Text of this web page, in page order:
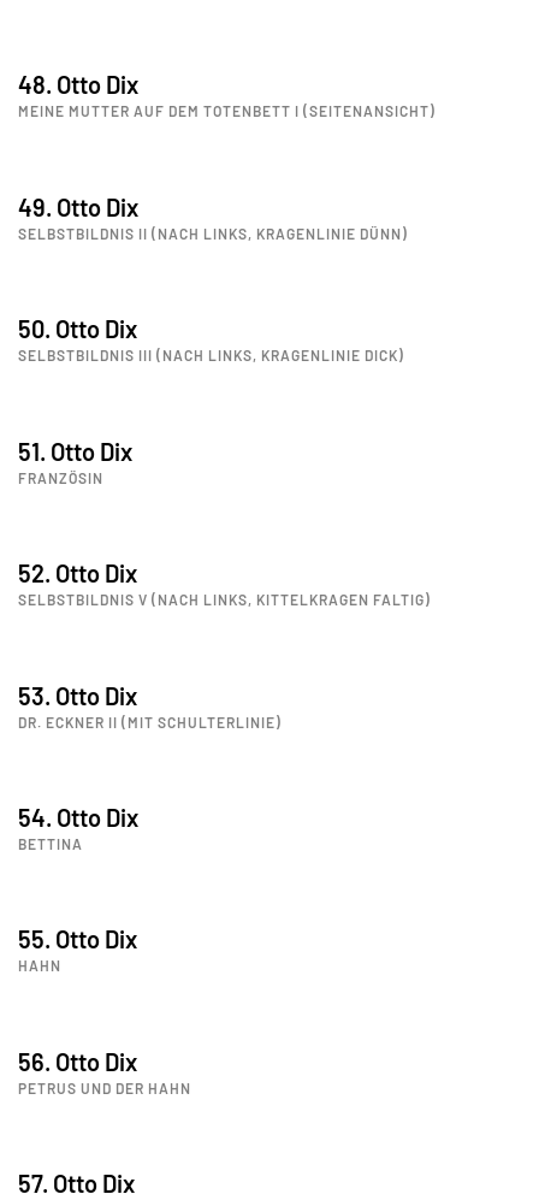
48. Otto Dix
MEINE MUTTER AUF DEM TOTENBETT I (SEITENANSICHT)
49. Otto Dix
SELBSTBILDNIS II (NACH LINKS, KRAGENLINIE DÜNN)
50. Otto Dix
SELBSTBILDNIS III (NACH LINKS, KRAGENLINIE DICK)
51. Otto Dix
FRANZÖSIN
52. Otto Dix
SELBSTBILDNIS V (NACH LINKS, KITTELKRAGEN FALTIG)
53. Otto Dix
DR. ECKNER II (MIT SCHULTERLINIE)
54. Otto Dix
BETTINA
55. Otto Dix
HAHN
56. Otto Dix
PETRUS UND DER HAHN
57. Otto Dix